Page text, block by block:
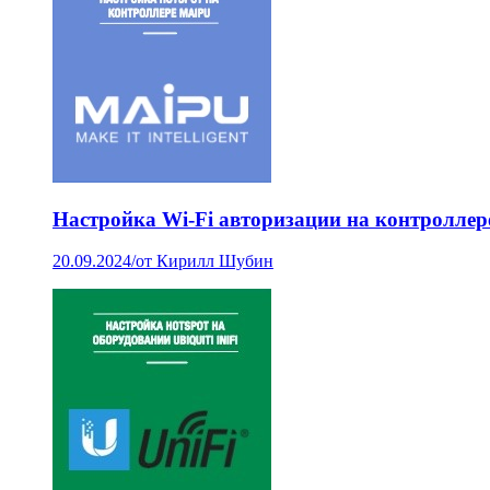
Настройка Wi-Fi авторизации на
20.09.2024/от Кирилл Шубин